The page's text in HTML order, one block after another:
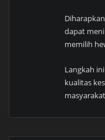
dapat
memilih
Langkah
kualitas